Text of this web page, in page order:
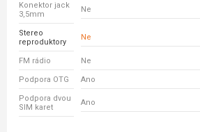
Konektor jack
3,5mm
Ne
Stereo
reproduktory
Ne
FM rádio Ne
Podpora OTG Ano
Podpora dvou
SIM karet
Ano